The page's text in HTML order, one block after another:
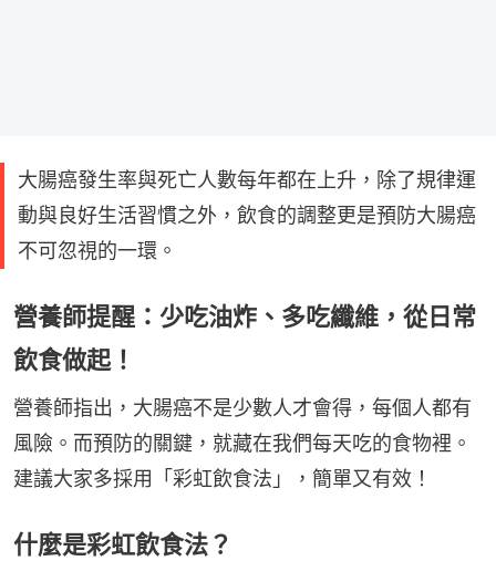
大腸癌發生率與死亡人數每年都在上升，除了規律運
動與良好生活習慣之外，飲食的調整更是預防大腸癌
不可忽視的一環。
營養師提醒：少吃油炸、多吃纖維，從日常
飲食做起！
營養師指出，大腸癌不是少數人才會得，每個人都有
風險。而預防的關鍵，就藏在我們每天吃的食物裡。
建議大家多採用「彩虹飲食法」，簡單又有效！
什麼是彩虹飲食法？